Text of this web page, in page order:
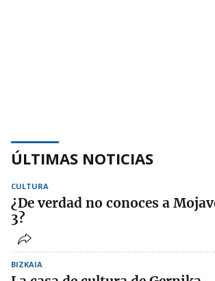
ÚLTIMAS NOTICIAS
CULTURA
¿De verdad no conoces a
3?
BIZKAIA